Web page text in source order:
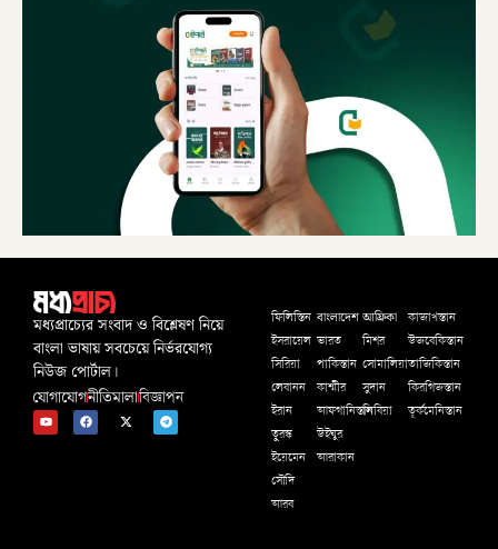
মধ্যপ্রাচ্যের সংবাদ ও বিশ্লেষণ নিয়ে
বাংলা ভাষায় সবচেয়ে নির্ভরযোগ্য
নিউজ পোর্টাল।
যোগাযোগনীতিমালাবিজ্ঞাপন
ফিলিস্তিন
ইসরায়েল
সিরিয়া
লেবানন
ইরান
তুরস্ক
ইয়েমেন
সৌদি
আরব
বাংলাদেশ
ভারত
পাকিস্তান
কাশ্মীর
আফগানিস্তান
উইঘুর
আরাকান
আফ্রিকা
মিশর
সোমালিয়া
সুদান
লিবিয়া
কাজাখস্তান
উজবেকিস্তান
তাজিকিস্তান
কিরগিজস্তান
তূর্কমেনিস্তান